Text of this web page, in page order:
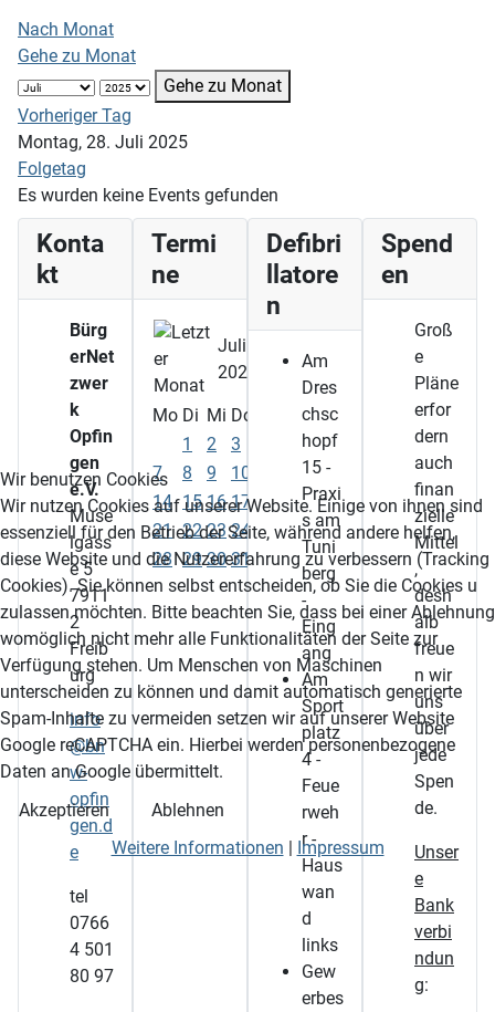
Nach Monat
Gehe zu Monat
Gehe zu Monat
Vorheriger Tag
Montag, 28. Juli 2025
Folgetag
Es wurden keine Events gefunden
Konta
kt
Bürg
erNet
zwer
k
Opfin
gen
e.V.
Muse
lgass
e 5
7911
2
Freib
urg
info
@bn
w-
opfin
gen.d
e
tel
0766
4 501
80 97
Termi
ne
Juli
2025
Mo Di Mi Do Sa So
1
2 3
6
7
8 9 10
13
14 15 16 17 18 19 20
21 22 23 24 25 26 27
28 29 30 31
Defibri
llatore
n
Am
Dres
chsc
hopf
15 -
Praxi
s am
Tuni
berg
-
Eing
ang
Am
Sport
platz
4 -
Feue
rweh
r -
Haus
wan
d
links
Gew
erbes
Spend
en
Groß
e
Pläne
erfor
dern
auch
finan
zielle
Mittel
,
desh
alb
freue
n wir
uns
über
jede
Spen
de.
Unser
e
Bank
verbi
ndun
g:
Wir benutzen Cookies
Wir nutzen Cookies auf unserer Website. Einige von ihnen sind
essenziell für den Betrieb der Seite, während andere helfen,
diese Website und die Nutzererfahrung zu verbessern (Tracking
Cookies). Sie können selbst entscheiden, ob Sie die Cookies u
zulassen möchten. Bitte beachten Sie, dass bei einer Ablehnung
womöglich nicht mehr alle Funktionalitäten der Seite zur
Verfügung stehen. Um Menschen von Maschinen
unterscheiden zu können und damit automatisch generierte
Spam-Inhalte zu vermeiden setzen wir auf unserer Website
Google reCAPTCHA ein. Hierbei werden personenbezogene
Daten an Google übermittelt.
Akzeptieren
Ablehnen
Weitere Informationen | Impressum